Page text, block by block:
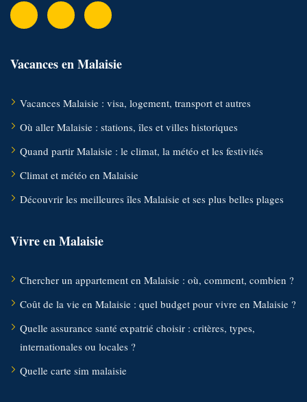
Vacances en Malaisie
Vacances Malaisie : visa, logement, transport et autres
Où aller Malaisie : stations, îles et villes historiques
Quand partir Malaisie : le climat, la météo et les festivités
Climat et météo en Malaisie
Découvrir les meilleures îles Malaisie et ses plus belles plages
Vivre en Malaisie
Chercher un appartement en Malaisie : où, comment, combien ?
Coût de la vie en Malaisie : quel budget pour vivre en Malaisie ?
Quelle assurance santé expatrié choisir : critères, types,
internationales ou locales ?
Quelle carte sim malaisie